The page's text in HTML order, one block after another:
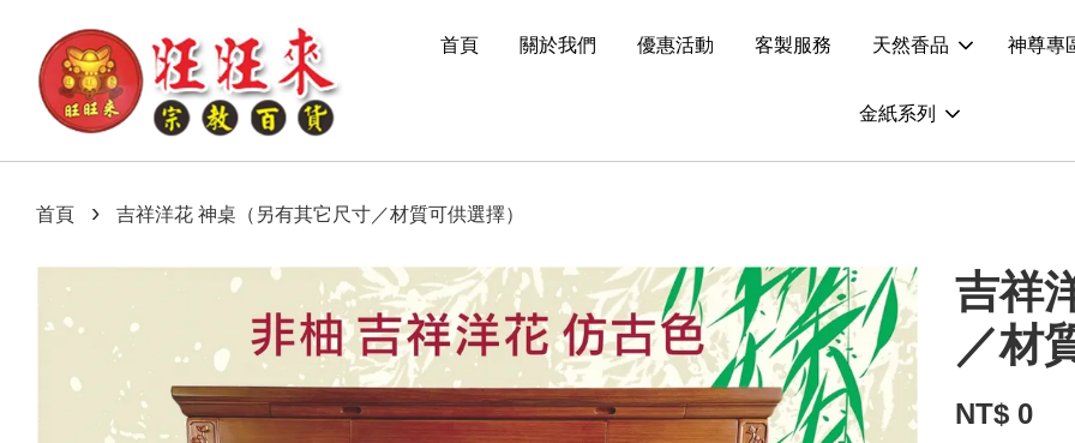
首頁 關於我們 優惠活動 客製服務 天然香品 神尊專
金紙系列
首頁 › 吉祥洋花 神桌（另有其它尺寸／材質可供選擇）
吉祥
／材
NT$ 0